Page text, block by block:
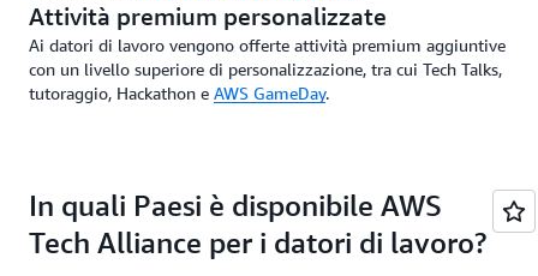
Attività premium personalizzate
Ai datori di lavoro vengono offerte attività premium aggiuntive
con un livello superiore di personalizzazione, tra cui Tech Talks,
tutoraggio, Hackathon e AWS GameDay.
In quali Paesi è disponibile AWS
Tech Alliance per i datori di lavoro?